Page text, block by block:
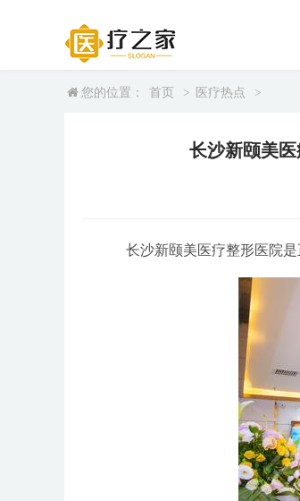
您的位置： 首页 > 医疗热点 >
长沙新颐美
长沙新颐美医疗整形医院